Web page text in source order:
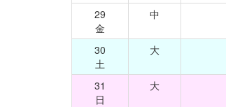
29
金
中
30
土
大
31
日
大